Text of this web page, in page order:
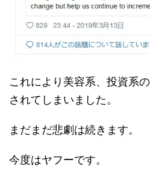
これにより美容系、投資系
されてしまいました。
まだまだ悲劇は続きます。
今度はヤフーです。